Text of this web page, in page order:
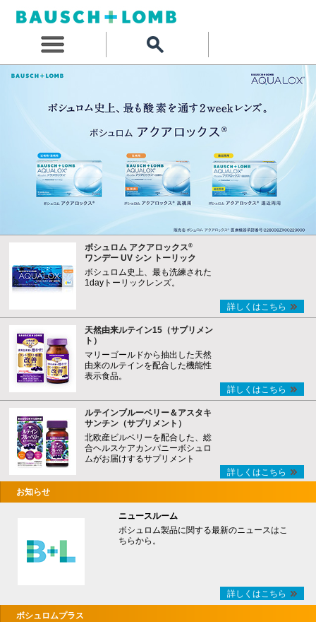
ボシュロム アクアロックス®
ワンデー UV シン トーリック
ボシュロム史上、最も洗練された
1dayトーリックレンズ。
詳しくはこちら
天然由来ルテイン15（サプリメン
ト）
マリーゴールドから抽出した天然
由来のルテインを配合した機能性
表示食品。
詳しくはこちら
ルテインブルーベリー＆アスタキ
サンチン（サプリメント）
北欧産ビルベリーを配合した、総
合ヘルスケアカンパニーボシュロ
ムがお届けするサプリメント
詳しくはこちら
お知らせ
ニュースルーム
ボシュロム製品に関する最新のニュースはこ
ちらから。
詳しくはこちら
ボシュロムプラス